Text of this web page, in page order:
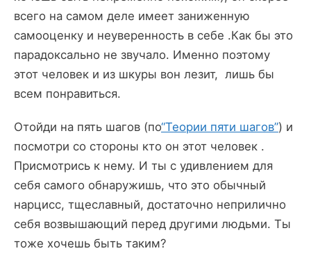
всего на самом деле имеет заниженную
самооценку и неуверенность в себе .Как бы это
парадоксально не звучало. Именно поэтому
этот человек и из шкуры вон лезит, лишь бы
всем понравиться.
Отойди на пять шагов (по“Теории пяти шагов”) и
посмотри со стороны кто он этот человек .
Присмотрись к нему. И ты с удивлением для
себя самого обнаружишь, что это обычный
нарцисс, тщеславный, достаточно неприлично
себя возвышающий перед другими людьми. Ты
тоже хочешь быть таким?